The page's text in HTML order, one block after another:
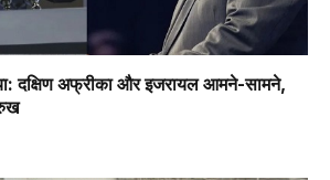
दक्षिण अफ्रीका और इजरायल आमने-सामने,